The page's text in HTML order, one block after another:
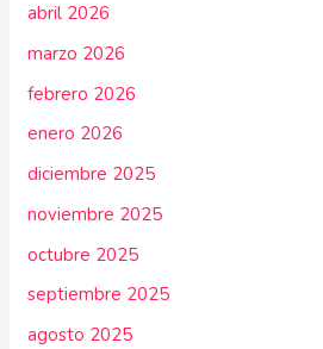
abril 2026
marzo 2026
febrero 2026
enero 2026
diciembre 2025
noviembre 2025
octubre 2025
septiembre 2025
agosto 2025